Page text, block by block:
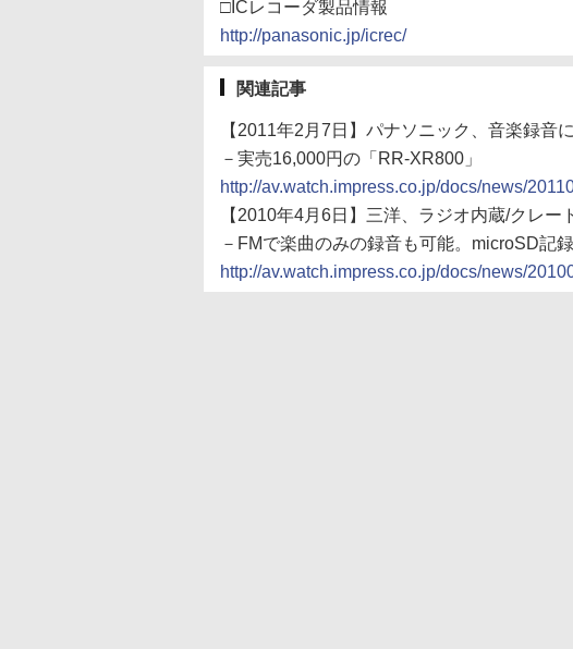
□ICレコーダ製品情報
http://panasonic.jp/icrec/
関連記事
【2011年2月7日】パナソニック、音楽録音
－実売16,000円の「RR-XR800」
http://av.watch.impress.co.jp/docs/news/
【2010年4月6日】三洋、ラジオ内蔵/クレ
－FMで楽曲のみの録音も可能。microSD記
http://av.watch.impress.co.jp/docs/news/